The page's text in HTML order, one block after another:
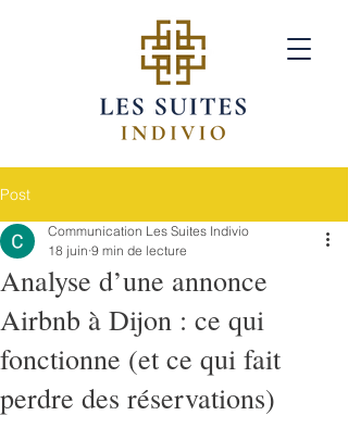
Post
Analyse d’une annonce
Airbnb à Dijon : ce qui
fonctionne (et ce qui fait
perdre des réservations)
Communication Les Suites Indivio
18 juin 9 min de lecture